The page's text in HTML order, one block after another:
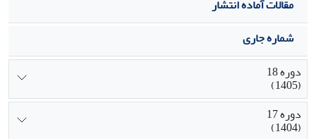
مقالات آماده انتشار
شماره جاری
دوره 18
(1405)
دوره 17
(1404)